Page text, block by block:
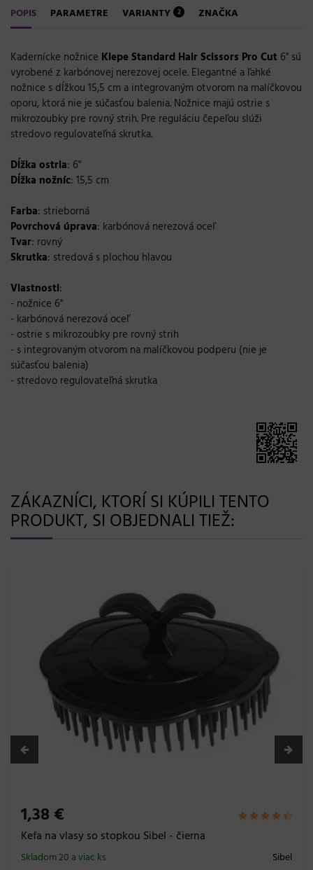
POPIS PARAMETRE VARIANTY 2 ZNAČKA
Kadernícke nožnice Kiepe Standard Hair Scissors Pro Cut 6" sú
vyrobené z karbónovej nerezovej ocele. Elegantné a ľahké
nožnice s dĺžkou 15,5 cm a integrovaným otvorom na malíčkovou
oporu, ktorá nie je súčasťou balenia. Nožnice majú ostrie s
mikrozoubky pre rovný strih. Pre reguláciu čepeľou slúži
stredovo regulovateľná skrutka.
Dĺžka ostria: 6"
Dĺžka nožníc: 15,5 cm
Farba: strieborná
Povrchová úprava: karbónová nerezová oceľ
Tvar: rovný
Skrutka: stredová s plochou hlavou
Vlastnosti:
- nožnice 6"
- karbónová nerezová oceľ
- ostrie s mikrozoubky pre rovný strih
- s integrovaným otvorom na malíčkovou podperu (nie je
súčasťou balenia)
- stredovo regulovateľná skrutka
ZÁKAZNÍCI, KTORÍ SI KÚPILI TENTO
PRODUKT, SI OBJEDNALI TIEŽ:
1,38 €
Kefa na vlasy so stopkou Sibel - čierna
Sibel
Skladom 20 a viac ks